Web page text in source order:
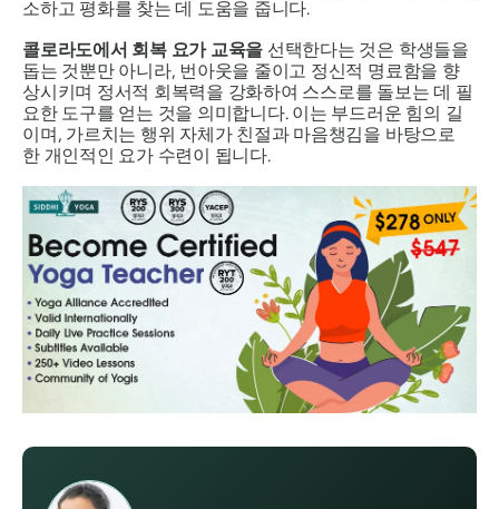
소하고 평화를 찾는 데 도움을 줍니다.
콜로라도에서 회복 요가 교육을 선택한다는 것은 학생들을
돕는 것뿐만 아니라, 번아웃을 줄이고 정신적 명료함을 향
상시키며 정서적 회복력을 강화하여 스스로를 돌보는 데 필
요한 도구를 얻는 것을 의미합니다. 이는 부드러운 힘의 길
이며, 가르치는 행위 자체가 친절과 마음챙김을 바탕으로
한 개인적인 요가 수련이 됩니다.